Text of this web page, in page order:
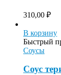
310,00 ₽
В корзину
Быстрый
Соусы
Соус